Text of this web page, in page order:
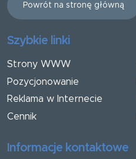
Powrót na stronę główną
Szybkie linki
Strony WWW
Pozycjonowanie
Reklama w Internecie
Cennik
Informacje kontaktowe